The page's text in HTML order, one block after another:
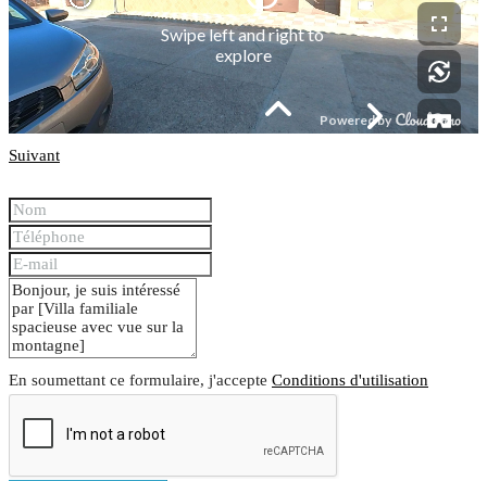
Suivant
En soumettant ce formulaire, j'accepte Conditions d'utilisation